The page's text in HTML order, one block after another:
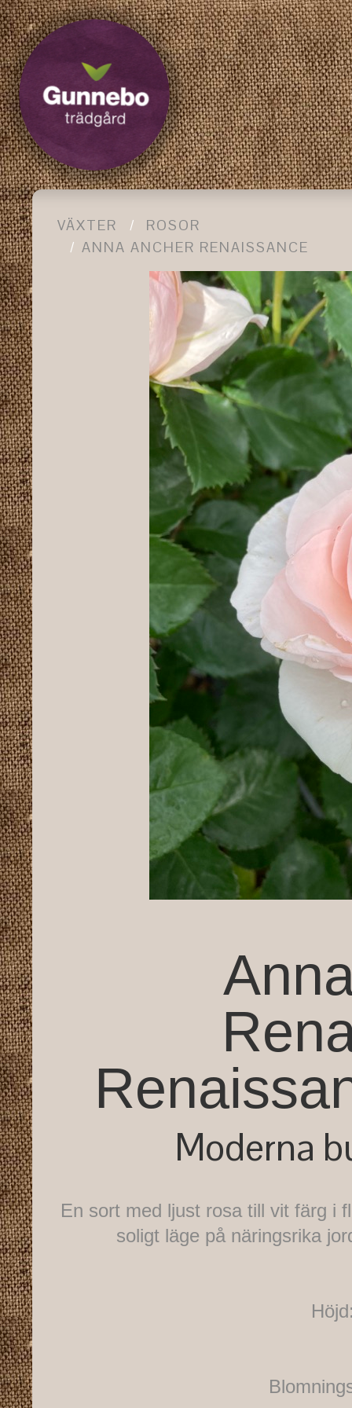
VÄXTER
ROSOR
ANNA ANCHER RENAISSANCE
Moderna
En sort med ljust rosa till vit färg i
soligt läge på näringsrika